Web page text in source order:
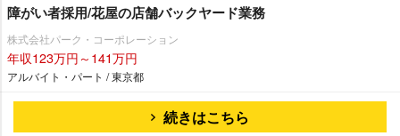
障がい者採用/花屋の店舗バックヤード業務
株式会社パーク・コーポレーション
年収123万円～141万円
アルバイト・パート / 東京都
続きはこちら